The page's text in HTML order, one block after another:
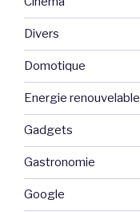
Divers
Domotique
Energie renouvelable
Gadgets
Gastronomie
Google